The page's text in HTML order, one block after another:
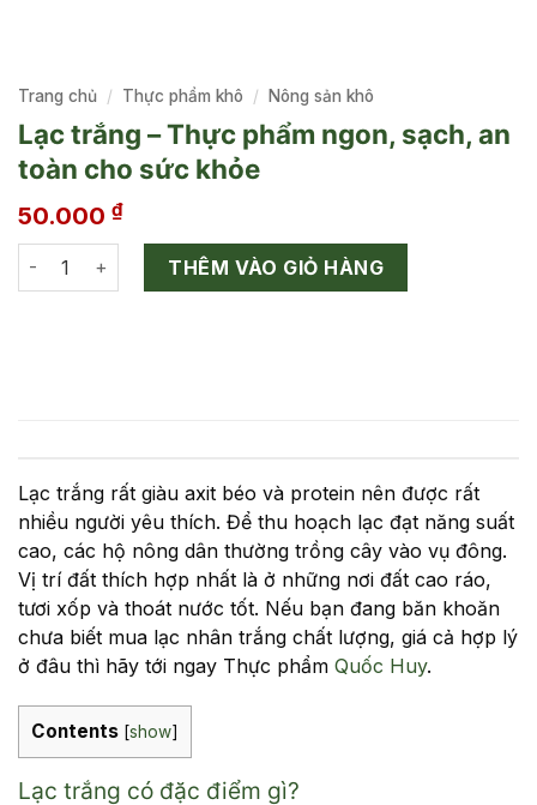
Trang chủ / Thực phẩm khô / Nông sản khô
Lạc trắng – Thực phẩm ngon, sạch, an
toàn cho sức khỏe
50.000 ₫
Lạc trắng - Thực phẩm ngon, sạch, an toàn cho sức khỏe
THÊM VÀO GIỎ HÀNG
Lạc trắng rất giàu axit béo và protein nên được rất
nhiều người yêu thích. Để thu hoạch lạc đạt năng suất
cao, các hộ nông dân thường trồng cây vào vụ đông.
Vị trí đất thích hợp nhất là ở những nơi đất cao ráo,
tươi xốp và thoát nước tốt. Nếu bạn đang băn khoăn
chưa biết mua lạc nhân trắng chất lượng, giá cả hợp lý
ở đâu thì hãy tới ngay Thực phẩm Quốc Huy.
Contents [show]
Lạc trắng có đặc điểm gì?